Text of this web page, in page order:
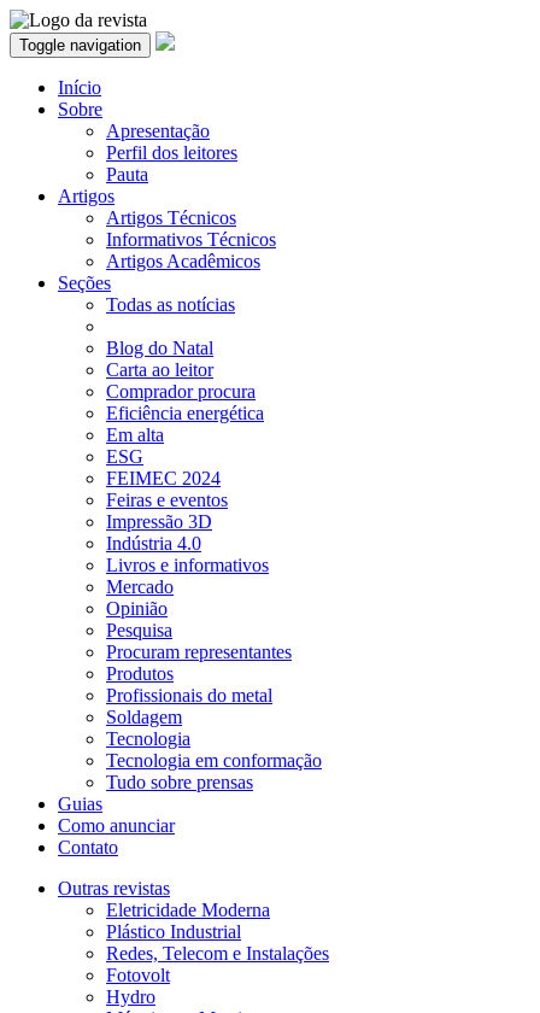
Toggle navigation
Início
Sobre
Apresentação
Perfil dos leitores
Pauta
Artigos
Artigos Técnicos
Informativos Técnicos
Artigos Acadêmicos
Seções
Todas as notícias
Blog do Natal
Carta ao leitor
Comprador procura
Eficiência energética
Em alta
ESG
FEIMEC 2024
Feiras e eventos
Impressão 3D
Indústria 4.0
Livros e informativos
Mercado
Opinião
Pesquisa
Procuram representantes
Produtos
Profissionais do metal
Soldagem
Tecnologia
Tecnologia em conformação
Tudo sobre prensas
Guias
Como anunciar
Contato
Outras revistas
Eletricidade Moderna
Plástico Industrial
Redes, Telecom e Instalações
Fotovolt
Hydro